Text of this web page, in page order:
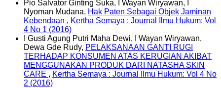
Pio Salvator Ginting Suka, I Wayan Wiryawan, I
Nyoman Mudana, Hak Paten Sebagai Objek Jaminan
Kebendaan , Kertha Semaya : Journal Ilmu Hukum: Vol
4 No 1 (2016)
I Gusti Agung Putri Maha Dewi, I Wayan Wiryawan,
Dewa Gde Rudy, PELAKSANAAN GANTI RUGI
TERHADAP KONSUMEN ATAS KERUGIAN AKIBAT
MENGGUNAKAN PRODUK DARI NATASHA SKIN
CARE , Kertha Semaya : Journal Ilmu Hukum: Vol 4 No
2 (2016)